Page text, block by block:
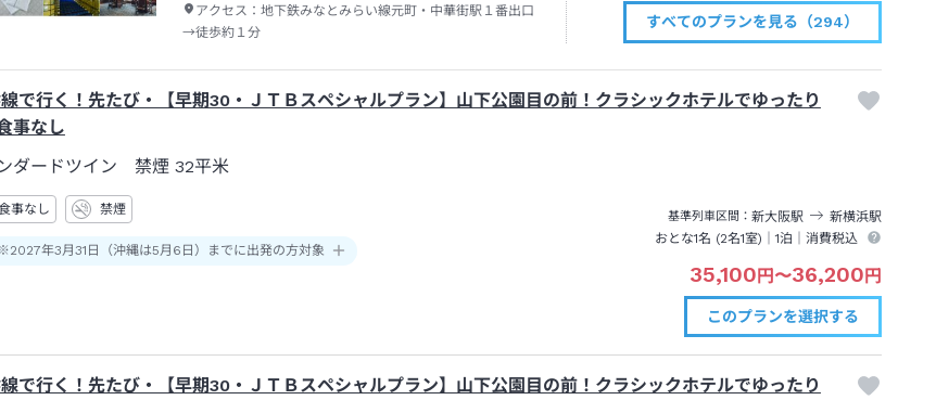
アクセス： 地下鉄みなとみらい線元町・中華街駅１番出口
→徒歩約１分
すべてのプランを見る（294）
で行く！先たび・【早期30・ＪＴＢスペシャルプラン】山下公園目の前！クラシックホテルでゆったり
事なし
ダードツイン 禁煙 32平米
事なし 禁煙
年3月31日（沖縄は5月6日）までに出発の方対象
基準列車区間 新大阪駅 新横浜駅
おとな1名 (2名1室)｜1泊 ｜消費税込
35,100円〜36,200円
このプランを選択する
で行く！先たび・【早期30・ＪＴＢスペシャルプラン】山下公園目の前！クラシックホテルでゆったり